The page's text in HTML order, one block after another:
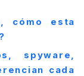
cómo esta
spyware,
cada